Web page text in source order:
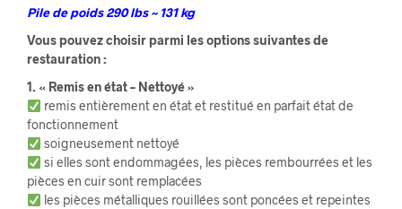
Pile de poids 290 lbs ~ 131 kg
Vous pouvez choisir parmi les options suivantes de
restauration :
1. « Remis en état – Nettoyé »
remis entièrement en état et restitué en parfait état de
fonctionnement
soigneusement nettoyé
si elles sont endommagées, les pièces rembourrées et les
pièces en cuir sont remplacées
les pièces métalliques rouillées sont poncées et repeintes